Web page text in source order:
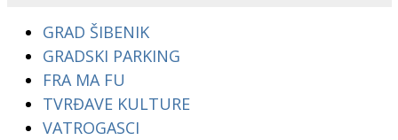
GRAD ŠIBENIK
GRADSKI PARKING
FRA MA FU
TVRĐAVE KULTURE
VATROGASCI